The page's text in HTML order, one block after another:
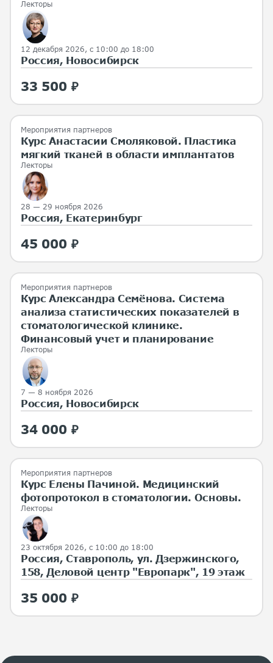
Лекторы
12 декабря 2026, с 10:00 до 18:00
Россия, Новосибирск
33 500 ₽
Мероприятия партнеров
Курс Анастасии Смоляковой. Пластика
мягкий тканей в области имплантатов
Лекторы
28 — 29 ноября 2026
Россия, Екатеринбург
45 000 ₽
Мероприятия партнеров
Курс Александра Семёнова. Система
анализа статистических показателей в
стоматологической клинике.
Финансовый учет и планирование
Лекторы
7 — 8 ноября 2026
Россия, Новосибирск
34 000 ₽
Мероприятия партнеров
Курс Елены Пачиной. Медицинский
фотопротокол в стоматологии. Основы.
Лекторы
23 октября 2026, с 10:00 до 18:00
Россия, Ставрополь, ул. Дзержинского,
158, Деловой центр "Европарк", 19 этаж
35 000 ₽